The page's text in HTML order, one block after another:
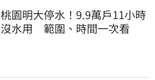
桃園明大停水！9.9萬戶11小時
沒水用 範圍、時間一次看